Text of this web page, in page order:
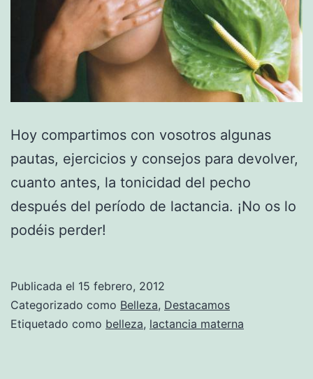
Hoy compartimos con vosotros algunas
pautas, ejercicios y consejos para devolver,
cuanto antes, la tonicidad del pecho
después del período de lactancia. ¡No os lo
podéis perder!
Publicada el 15 febrero, 2012
Categorizado como Belleza, Destacamos
Etiquetado como belleza, lactancia materna